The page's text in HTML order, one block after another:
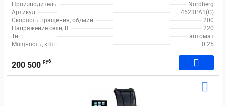
Производитель:
Nordberg
Артикул:
4523PA1(G)
Скорость вращения, об/мин:
200
Напряжение сети, В:
220
Тип:
автомат
Мощность, кВт:
0.25
200 500 руб